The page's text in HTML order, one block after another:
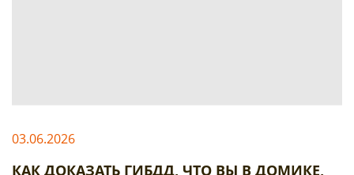
03.06.2026
КАК ДОКАЗАТЬ ГИБДД, ЧТО ВЫ В ДОМИКЕ,